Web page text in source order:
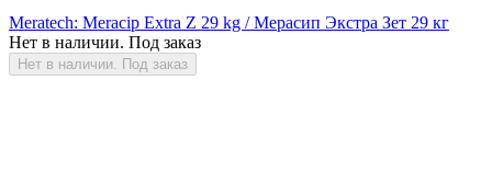
Meratech: Meracip Extra Z 29 kg / Мерасип Экстра Зет 29 кг
Нет в наличии. Под заказ
Нет в наличии. Под заказ